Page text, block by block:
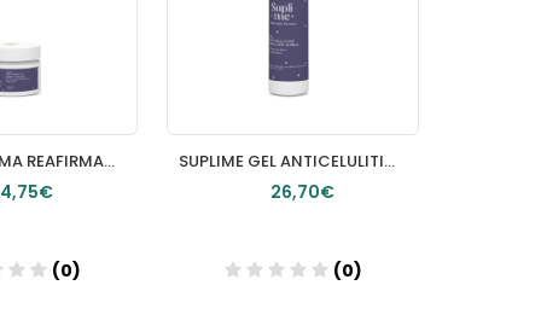
SUPLIME CREMA REAFIRMANTE CARA Y CUELLO TEXTURA LIGERA 50ml
(0)
SUPLIME GEL ANTICELULITICO GLOBAL 300ml
26,70€
(0)